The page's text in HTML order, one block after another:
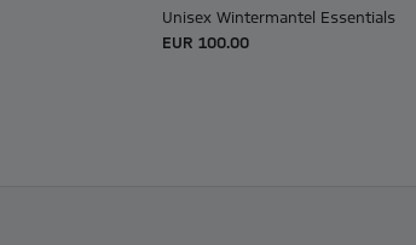
Unisex Wintermantel Essentials
EUR 100.00